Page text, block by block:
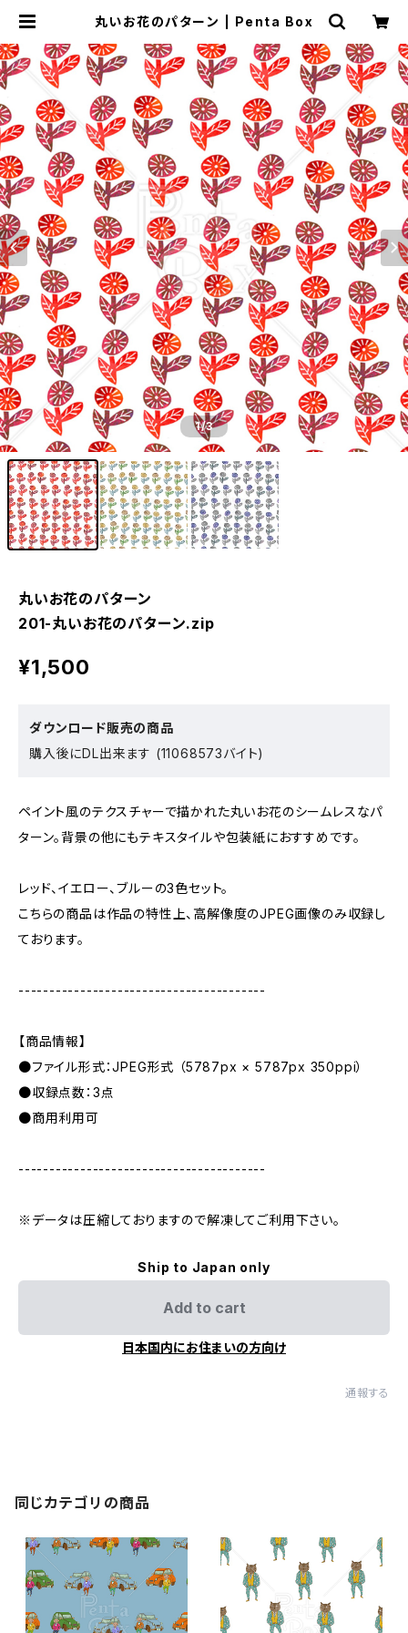
丸いお花のパターン | Penta Box
1/3
丸いお花のパターン
201-丸いお花のパターン.zip
¥1,500
ダウンロード販売の商品
購入後にDL出来ます (11068573バイト)
ペイント風のテクスチャーで描かれた丸いお花のシームレスなパ
ターン。背景の他にもテキスタイルや包装紙におすすめです。
レッド、イエロー、ブルーの3色セット。
こちらの商品は作品の特性上、高解像度のJPEG画像のみ収録し
ております。
----------------------------------------
【商品情報】
●ファイル形式：JPEG形式 （5787px × 5787px 350ppi）
●収録点数：3点
●商用利用可
----------------------------------------
※データは圧縮しておりますので解凍してご利用下さい。
Ship to Japan only
Add to cart
日本国内にお住まいの方向け
通報する
同じカテゴリの商品